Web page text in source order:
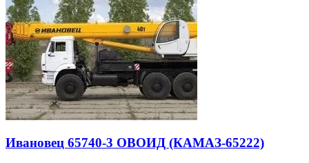
Ивановец 65740-3 ОВОИД (КАМАЗ-65222)